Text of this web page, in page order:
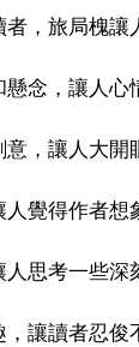
，旅局槐讓
念，讓人心
，讓人大開
覺得作者想
思考一些深
讓讀者忍俊